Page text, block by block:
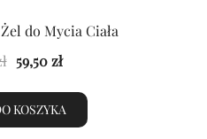
do Mycia Ciała
Pierwotna
wynosiła:
70,00 zł.
59,50złAktualna
wynosi:
59,50 zł.
KOSZYKA